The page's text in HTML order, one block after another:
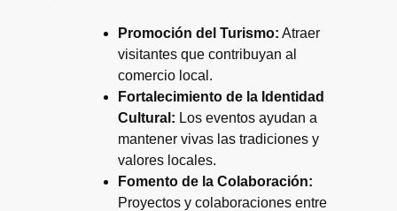
Promoción del Turismo: Atraer
visitantes que contribuyan al
comercio local.
Fortalecimiento de la Identidad
Cultural: Los eventos ayudan a
mantener vivas las tradiciones y
valores locales.
Fomento de la Colaboración:
Proyectos y colaboraciones entre